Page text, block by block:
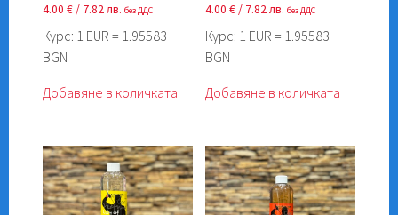
4.00€/ 7.82 лв.без ДДС
Курс: 1 EUR = 1.95583
BGN
Добавяне в количката
4.00€/ 7.82 лв.без ДДС
Курс: 1 EUR = 1.95583
BGN
Добавяне в количката